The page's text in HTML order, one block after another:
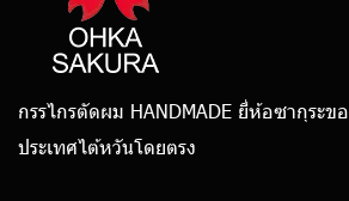
กรรไกรตัดผม HANDMADE ยี่ห้อซากุระข
ประเทศไต้หวันโดยตรง